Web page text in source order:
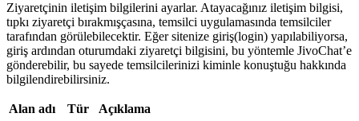
Ziyaretçinin iletişim bilgilerini ayarlar. Atayacağınız iletişim bilgisi,
tıpkı ziyaretçi bırakmışçasına, temsilci uygulamasında temsilciler
tarafından görülebilecektir. Eğer sitenize giriş(login) yapılabiliyorsa,
giriş ardından oturumdaki ziyaretçi bilgisini, bu yöntemle JivoChat’e
gönderebilir, bu sayede temsilcilerinizi kiminle konuştuğu hakkında
bilgilendirebilirsiniz.
Alan adı Tür
Açıklama